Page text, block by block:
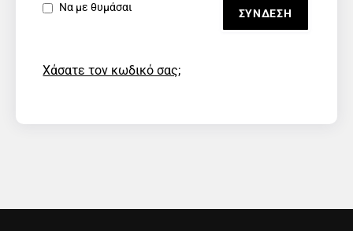
Να με θυμάσαι
Χάσατε τον κωδικό σας;